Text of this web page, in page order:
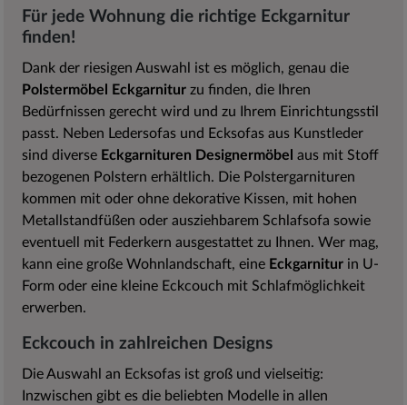
Für jede Wohnung die richtige Eckgarnitur
finden!
Dank der riesigen Auswahl ist es möglich, genau die
Polstermöbel Eckgarnitur zu finden, die Ihren
Bedürfnissen gerecht wird und zu Ihrem Einrichtungsstil
passt. Neben Ledersofas und Ecksofas aus Kunstleder
sind diverse Eckgarnituren Designermöbelaus mit Stoff
bezogenen Polstern erhältlich. Die Polstergarnituren
kommen mit oder ohne dekorative Kissen, mit hohen
Metallstandfüßen oder ausziehbarem Schlafsofa sowie
eventuell mit Federkern ausgestattet zu Ihnen. Wer mag,
kann eine große Wohnlandschaft, eine Eckgarnitur in U-
Form oder eine kleine Eckcouch mit Schlafmöglichkeit
erwerben.
Eckcouch in zahlreichen Designs
Die Auswahl an Ecksofas ist groß und vielseitig:
Inzwischen gibt es die beliebten Modelle in allen